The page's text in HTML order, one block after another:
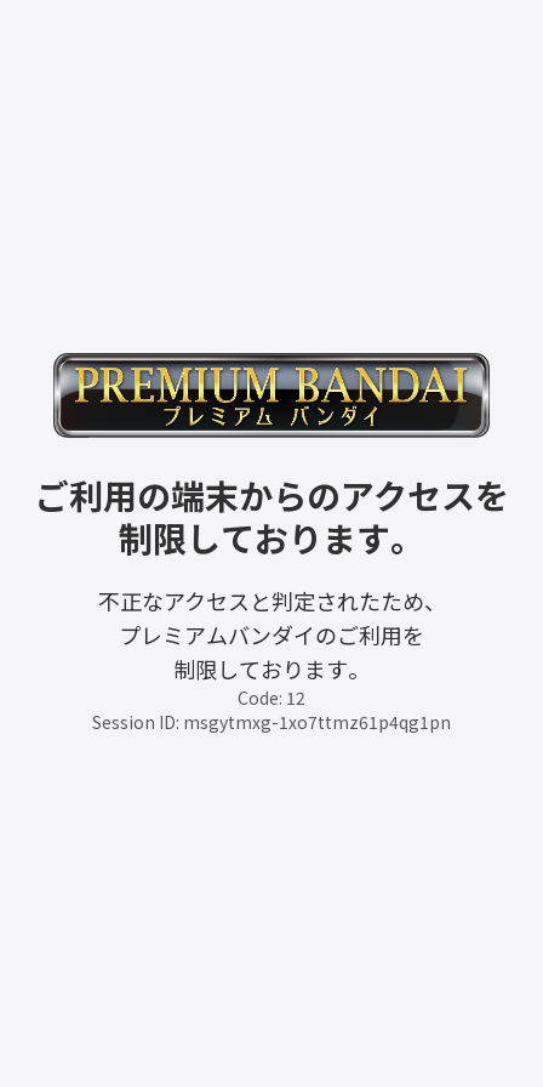
ご利用の端末からのアクセスを
制限しております。
不正なアクセスと判定されたため、
プレミアムバンダイのご利用を
制限しております。
Code: 12
Session ID: msgytmxg-1xo7ttmz61p4qg1pn